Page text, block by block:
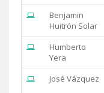
Benjamin
Huitrón Solar
Humberto
Yera
José Vázquez